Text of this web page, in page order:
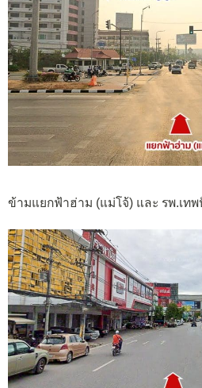
ข้ามแยกฟ้าฮ่าม (แม่โจ้) และ รพ.เท